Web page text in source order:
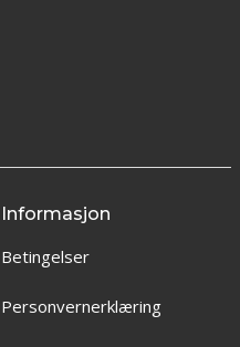
Informasjon
Betingelser
Personvernerklæring